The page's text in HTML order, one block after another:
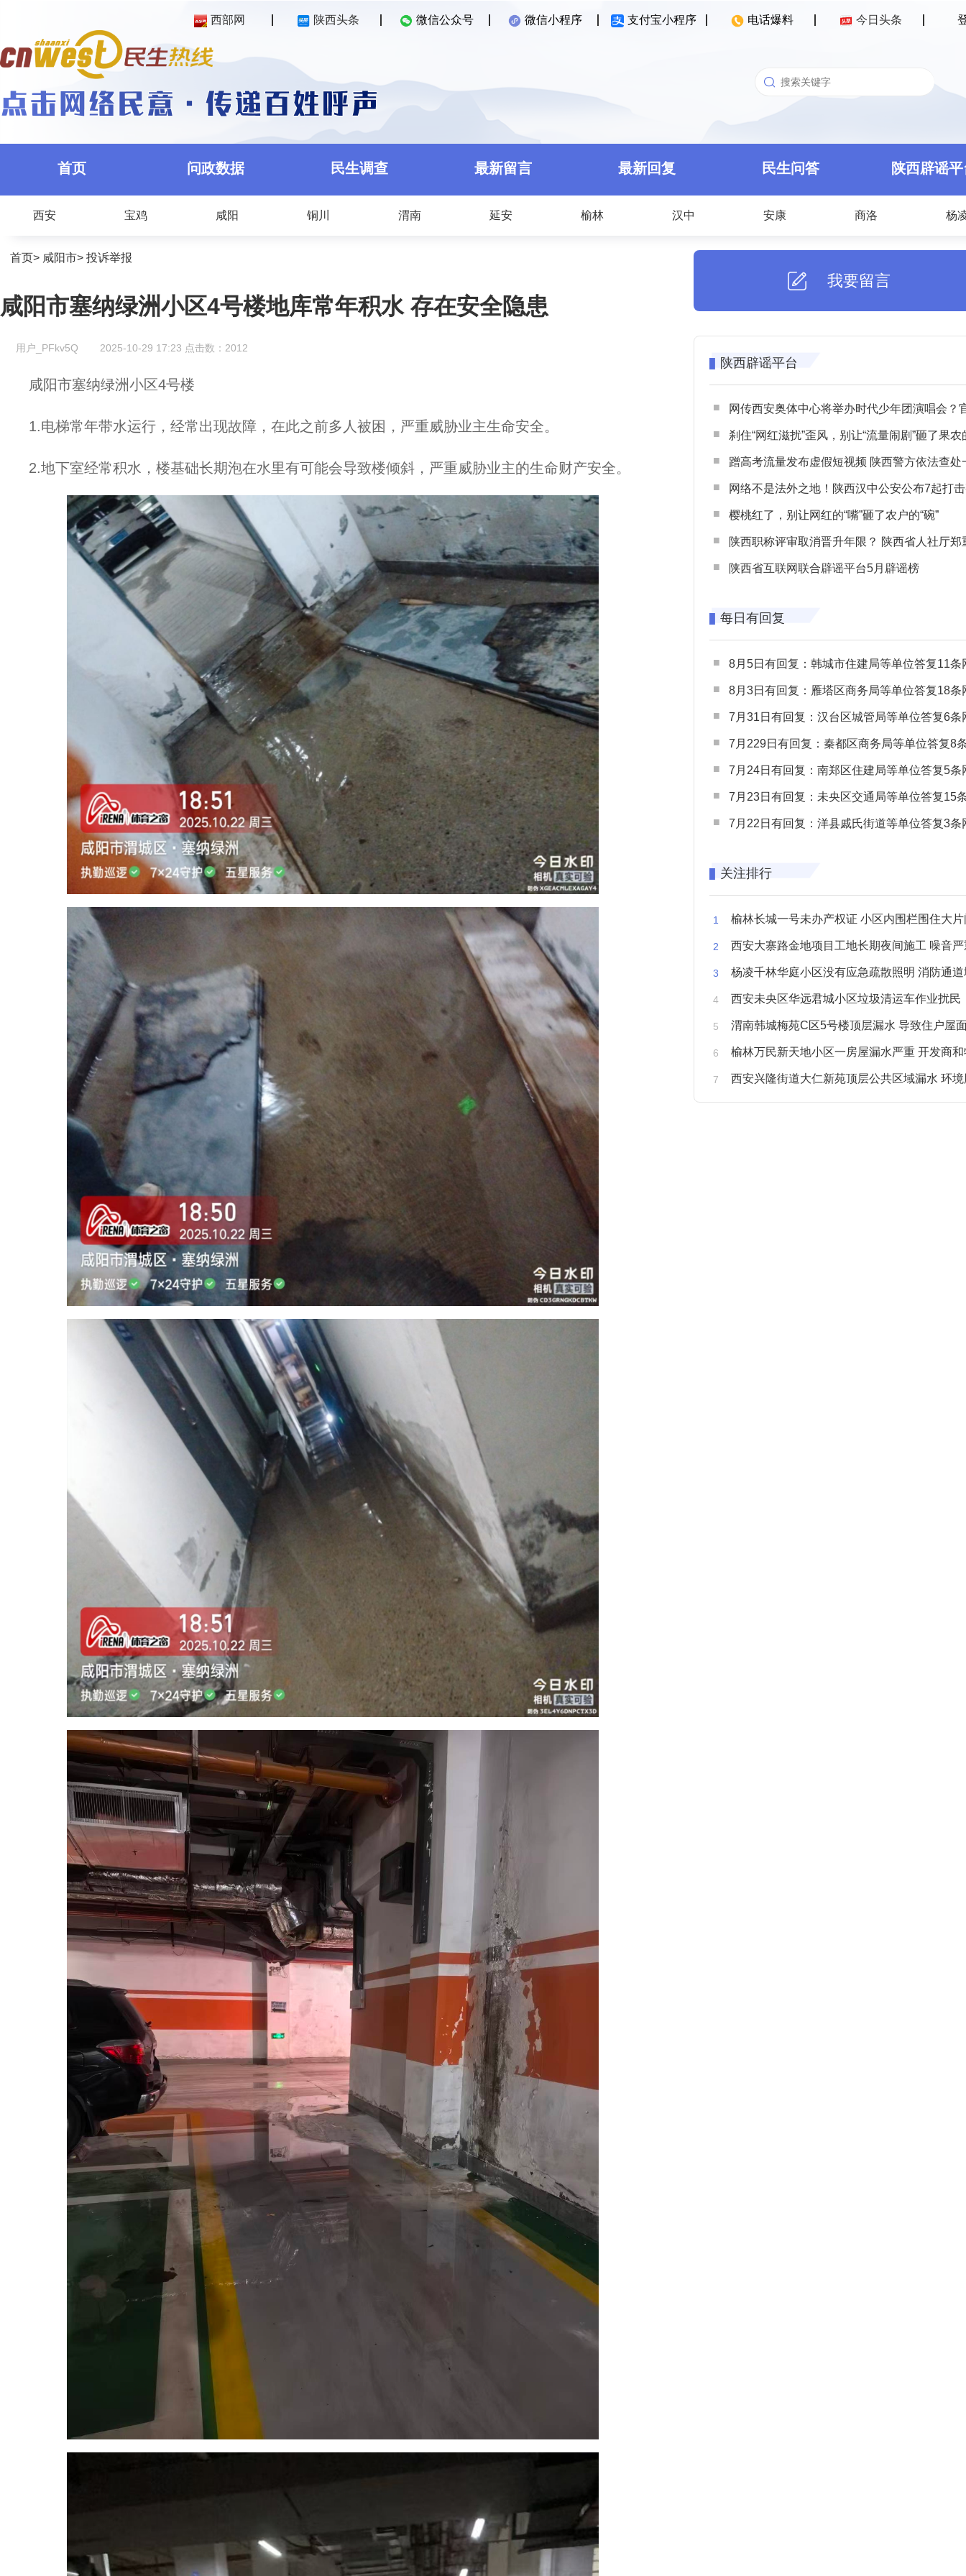
西部网 陕西头条 微信公众号 微信小程序 支付宝小程序 电话爆料 今日头条
首页 问政数据 民生调查 最新留言 最新回复 民生问答 陕西辟谣
西安 宝鸡 咸阳 铜川 渭南 延安 榆林 汉中 安康 商洛 杨
首页> 咸阳市> 投诉举报
咸阳市塞纳绿洲小区4号楼地库常年积水 存在安全隐患
用户_PFkv5Q 2025-10-29 17:23 点击数： 2012
咸阳市塞纳绿洲小区4号楼
1.电梯常年带水运行，经常出现故障，在此之前多人被困，严重威胁业主生命安全。
2.地下室经常积水，楼基础长期泡在水里有可能会导致楼倾斜，严重威胁业主的生命财产安全。
我要留言
陕西辟谣平台
网传西安奥体中心将举办时代少年团演唱会？官方回应：纯
刹住“网红滋扰”歪风，别让“流量闹剧”砸了果农
蹭高考流量发布虚假短视频 陕西警方依法查处一起涉高考网络
网络不是法外之地！陕西汉中公安公布7起打击整治网谣网暴典型
樱桃红了，别让网红的“嘴”砸了农户的“碗”
陕西职称评审取消晋升年限？ 陕西省人社厅郑重声明 谨防职称评审不实言
陕西省互联网联合辟谣平台5月辟谣榜
每日有回复
8月5日有回复：韩城市住建局等单位答复11条网民
8月3日有回复：雁塔区商务局等单位答复18条网民
7月31日有回复：汉台区城管局等单位答复6条网民
7月229日有回复：秦都区商务局等单位答复8条网民
7月24日有回复：南郑区住建局等单位答复5条网民
7月23日有回复：未央区交通局等单位答复15条网民
7月22日有回复：洋县戚氏街道等单位答复3条网民
关注排行
榆林长城一号未办产权证 小区内围栏围住大片闲置
西安大寨路金地项目工地长期夜间施工 噪音严重
杨凌千林华庭小区没有应急疏散照明 消防通
西安未央区华远君城小区垃圾清运车作业扰民
渭南韩城梅苑C区5号楼顶层漏水 导致住户屋面被
榆林万民新天地小区一房屋漏水严重 开发商和物业不予
西安兴隆街道大仁新苑顶层公共区域漏水 环